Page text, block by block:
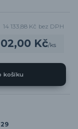
Kč/ks
14 133,88 Kč bez DPH
košíku